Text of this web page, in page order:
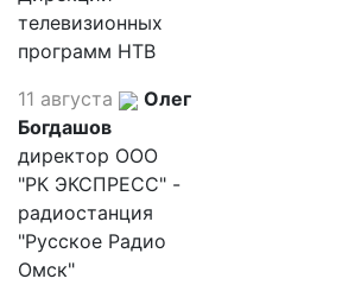
телевизионных
программ НТВ
11 августа
Олег
Богдашов
директор ООО
"РК ЭКСПРЕСС" -
радиостанция
"Русское Радио
Омск"